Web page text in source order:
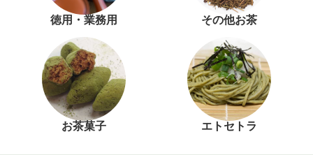
徳用・業務用 その他お茶
お茶菓子 エトセトラ